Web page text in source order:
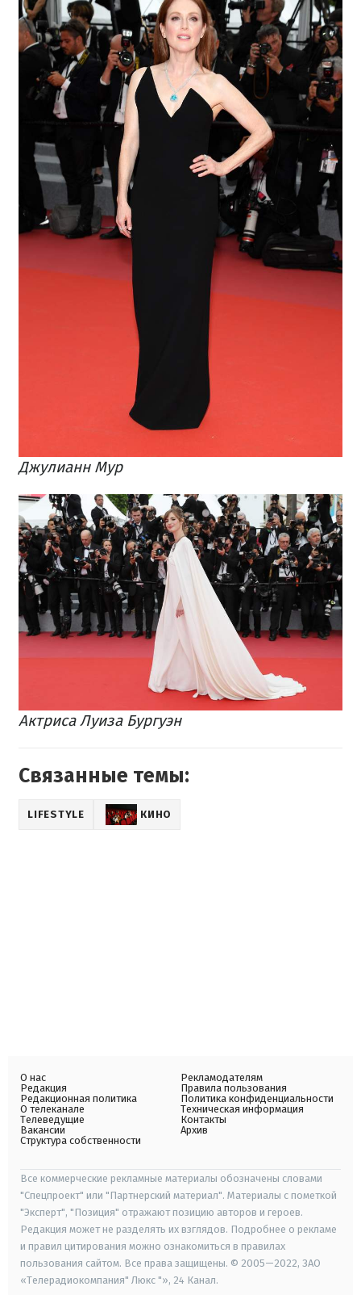
Джулианн Мур
Актриса Луиза Бургуэн
Связанные темы:
LIFESTYLE КИНО
О нас
Редакция
Редакционная политика
О телеканале
Телеведущие
Вакансии
Структура собственности
Рекламодателям
Правила пользования
Политика конфиденциальности
Техническая информация
Контакты
Архив
Все коммерческие рекламные материалы обозначены словами
"Спецпроект" или "Партнерский материал". Материалы с пометкой
"Эксперт", "Позиция" отражают позицию авторов и героев.
Редакция может не разделять их взглядов. Подробнее о рекламе
и правил цитирования можно ознакомиться в правилах
пользования сайтом. Все права защищены. © 2005—2022, ЗАО
«Телерадиокомпания" Люкс "», 24 Канал.